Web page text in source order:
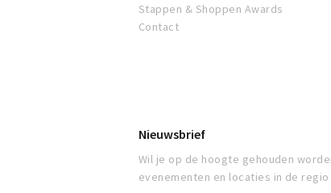
Stappen & Shoppen Awards
Contact
Nieuwsbrief
Wil je op de hoogte gehouden
evenementen en locaties in de regio